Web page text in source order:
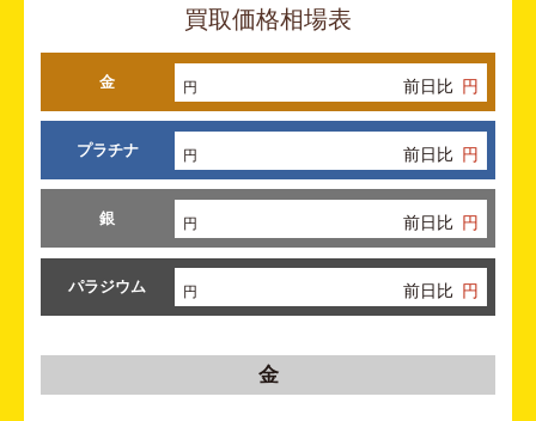
買取価格相場表
金 円 前日比 円
プラチナ 円 前日比 円
銀 円 前日比 円
パラジウム 円 前日比 円
金